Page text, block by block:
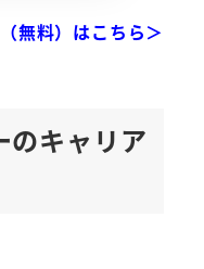
無料）はこちら＞
のキャリア